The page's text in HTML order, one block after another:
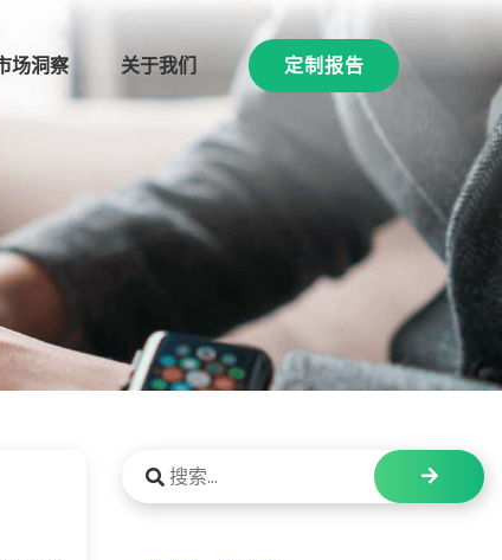
场洞察 关于我们 定制报告